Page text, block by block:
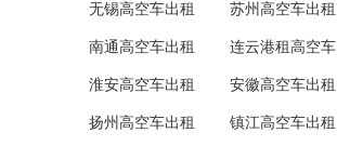
无锡高空车出租 苏州高空车出租
南通高空车出租 连云港租高空车
淮安高空车出租 安徽高空车出租
扬州高空车出租 镇江高空车出租